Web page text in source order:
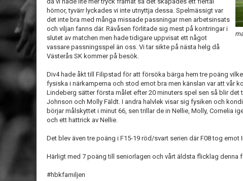
hörnor, tyvärr lyckades vi inte utnyttja dessa. Spelmässigt var
det inte bra med många missade passningar men arbetsinsats
och viljan fanns där. Rävåsen förlitade sig mest på kontringar i
slutet av matchen men hade tidigare uppvisat ett något
vassare passningsspel än oss. Vi tar sikte på nästa helg då
Västerås SK kommer på besök.
Div4 hade åkt till Filipstad för att försöka bärga hem tre poäng
fysiska i närkamperna och stod emot bra men känslan var att vår
Lindeberg sätter första målet efter 20 minuters spel sen så blir det
Johnson och Molly Fäldt. I andra halvlek visar sig fysiken och
börjar målskyttet i minut 66, sen trillar de in Nellie, Molly, Cornelia
och ett hattrick av Nellie.
Det blev även tre poäng i F15-19 röd/svart serien där F08 tog emot
Härligt med 7 poäng till seniorlagen och vårt äldsta flicklag denna
#hbkfamiljen